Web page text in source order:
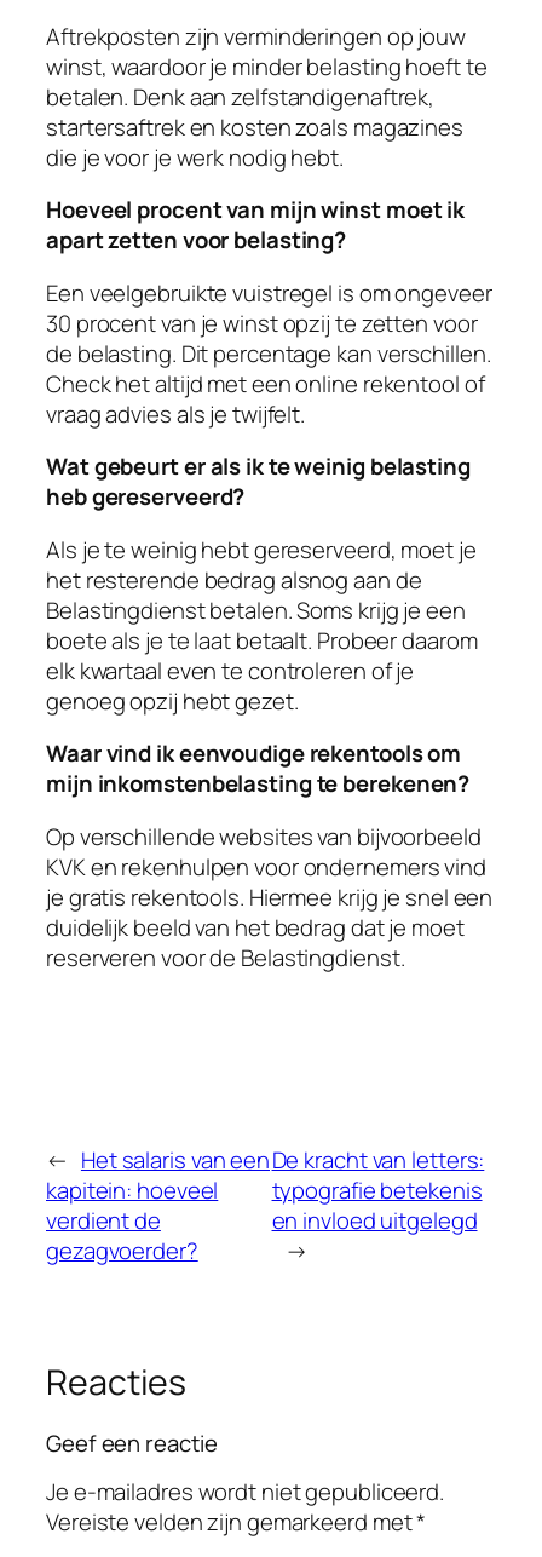
Aftrekposten zijn verminderingen op jouw
winst, waardoor je minder belasting hoeft te
betalen. Denk aan zelfstandigenaftrek,
startersaftrek en kosten zoals magazines
die je voor je werk nodig hebt.
Hoeveel procent van mijn winst moet ik
apart zetten voor belasting?
Een veelgebruikte vuistregel is om ongeveer
30 procent van je winst opzij te zetten voor
de belasting. Dit percentage kan verschillen.
Check het altijd met een online rekentool of
vraag advies als je twijfelt.
Wat gebeurt er als ik te weinig belasting
heb gereserveerd?
Als je te weinig hebt gereserveerd, moet je
het resterende bedrag alsnog aan de
Belastingdienst betalen. Soms krijg je een
boete als je te laat betaalt. Probeer daarom
elk kwartaal even te controleren of je
genoeg opzij hebt gezet.
Waar vind ik eenvoudige rekentools om
mijn inkomstenbelasting te berekenen?
Op verschillende websites van bijvoorbeeld
KVK en rekenhulpen voor ondernemers vind
je gratis rekentools. Hiermee krijg je snel een
duidelijk beeld van het bedrag dat je moet
reserveren voor de Belastingdienst.
← Het salaris van een
kapitein: hoeveel
verdient de
gezagvoerder?
De kracht van letters:
typografie betekenis
en invloed uitgelegd
→
Reacties
Geef een reactie
Je e-mailadres wordt niet gepubliceerd.
Vereiste velden zijn gemarkeerd met*